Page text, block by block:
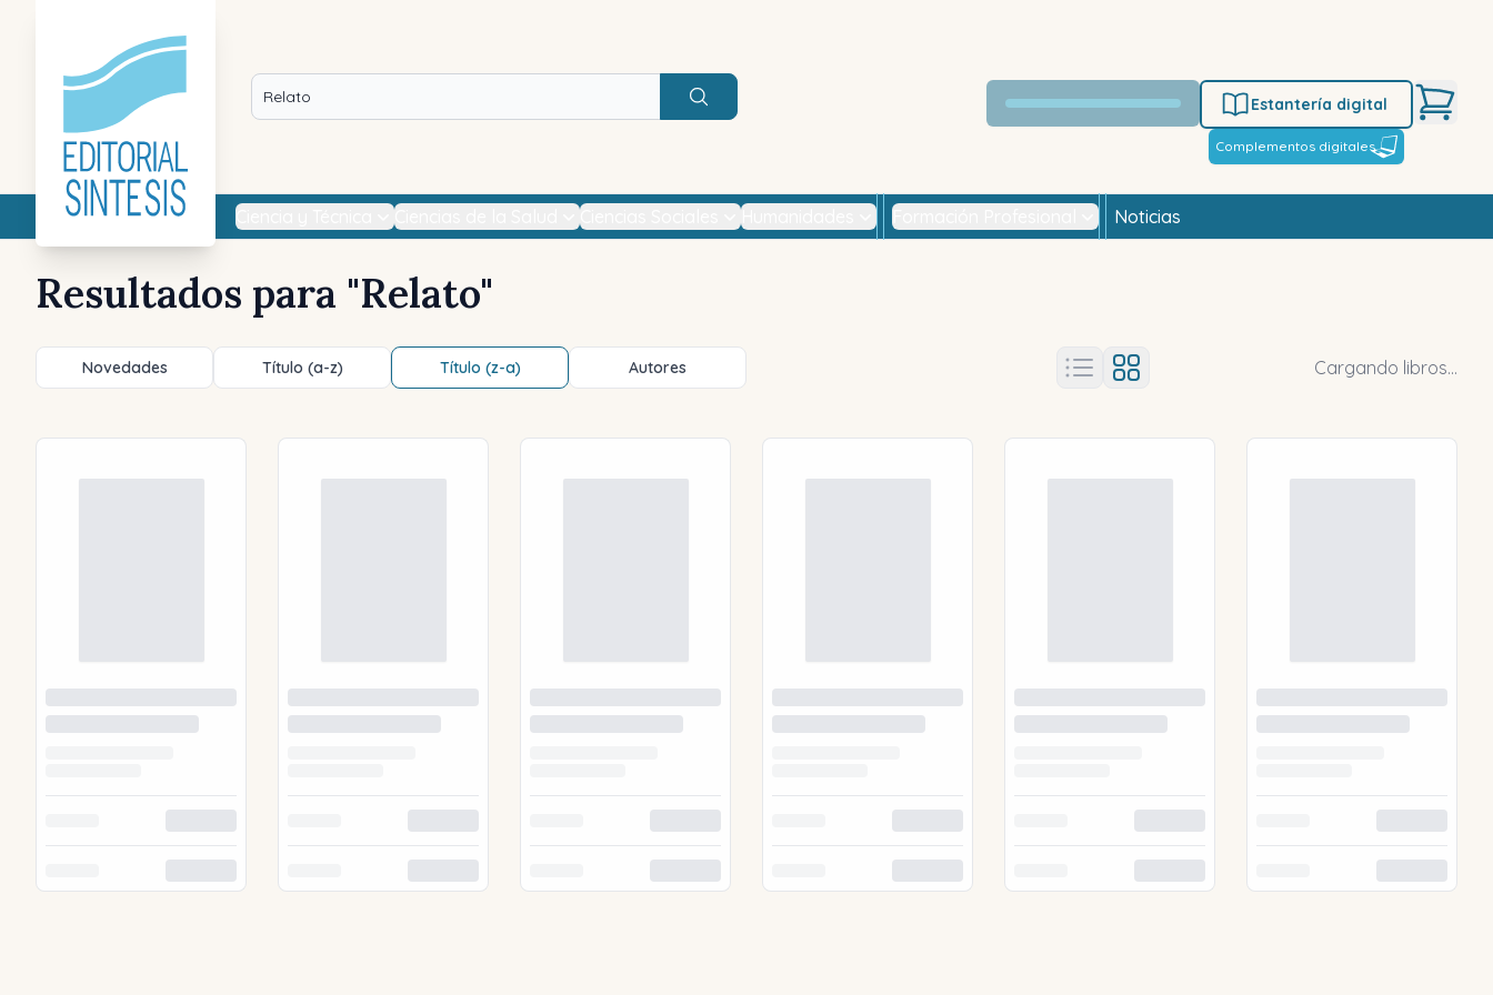
Buscar
Estantería digital
Complementos digitales
Noticias
Resultados para "Relato"
Novedades Título (a-z) Título (z-a) Autores Cargando libros...